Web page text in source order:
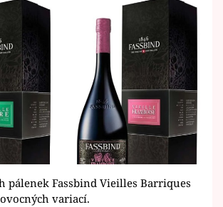
pálenek Fassbind Vieilles Barriques
variací.